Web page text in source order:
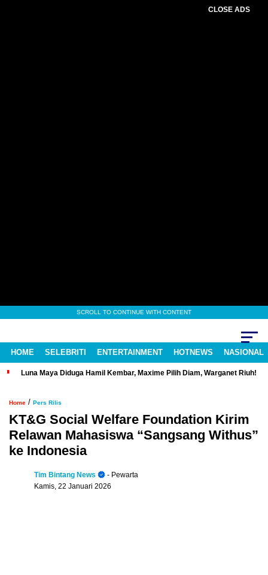
CLOSE ADS
SCROLL TO CONTINUE WITH CONTENT
HOME SELEBRITI ENTERTAINMENT HOTNEWS NASIONAL
Luna Maya Diduga Hamil Kembar, Maxime Pilih Diam, Warganet Riuh!
Home / Pers Rilis
KT&G Social Welfare Foundation Kirim
Relawan Mahasiswa “Sangsang Withus”
ke Indonesia
Tim Bintang News
- Pewarta
Kamis, 22 Januari 2026